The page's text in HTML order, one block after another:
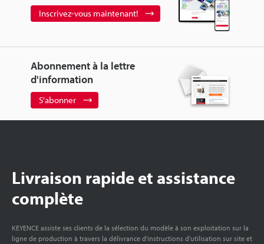
Inscrivez-vous maintenant!
Abonnement à la lettre
d'information
S'abonner
Livraison rapide et assistance
complète
KEYENCE assiste ses clients de la sélection du modèle à son exploitation sur la
ligne de production à travers la délivrance d'instructions d'utilisation sur site et